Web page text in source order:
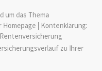
um das Thema
| Kontenklärung:
zu Ihrer